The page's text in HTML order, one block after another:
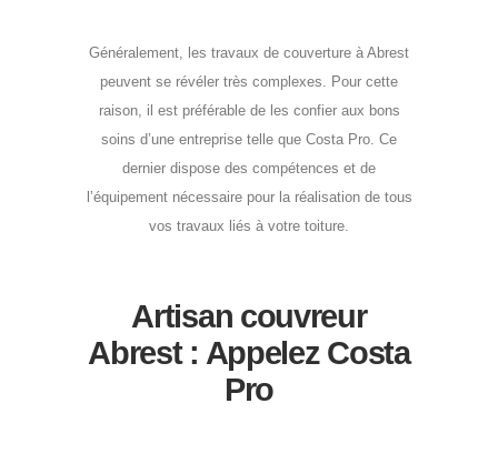
Généralement, les travaux de couverture à Abrest
peuvent se révéler très complexes. Pour cette
raison, il est préférable de les confier aux bons
soins d’une entreprise telle que Costa Pro. Ce
dernier dispose des compétences et de
l’équipement nécessaire pour la réalisation de tous
vos travaux liés à votre toiture.
Artisan couvreur
Abrest : Appelez Costa
Pro